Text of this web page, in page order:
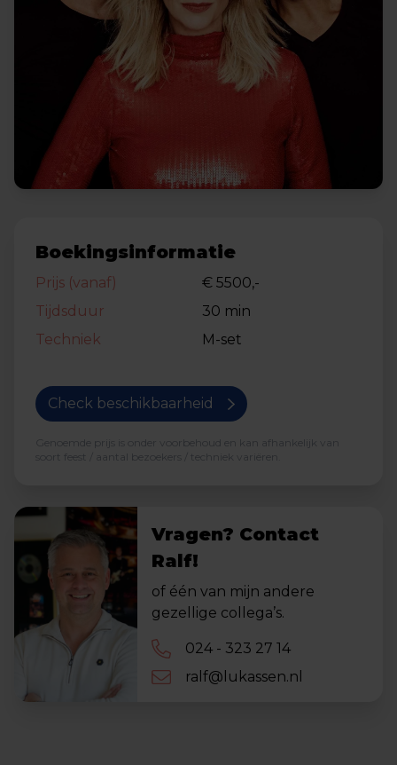
Boekingsinformatie
Prijs (vanaf)
€ 5500,-
Tijdsduur
30 min
Techniek
M-set
Check beschikbaarheid
Genoemde prijs is onder voorbehoud en kan afhankelijk van
soort feest / aantal bezoekers / techniek variëren.
Vragen? Contact
Ralf!
of één van mijn andere
gezellige collega’s.
024 - 323 27 14
ralf@lukassen.nl